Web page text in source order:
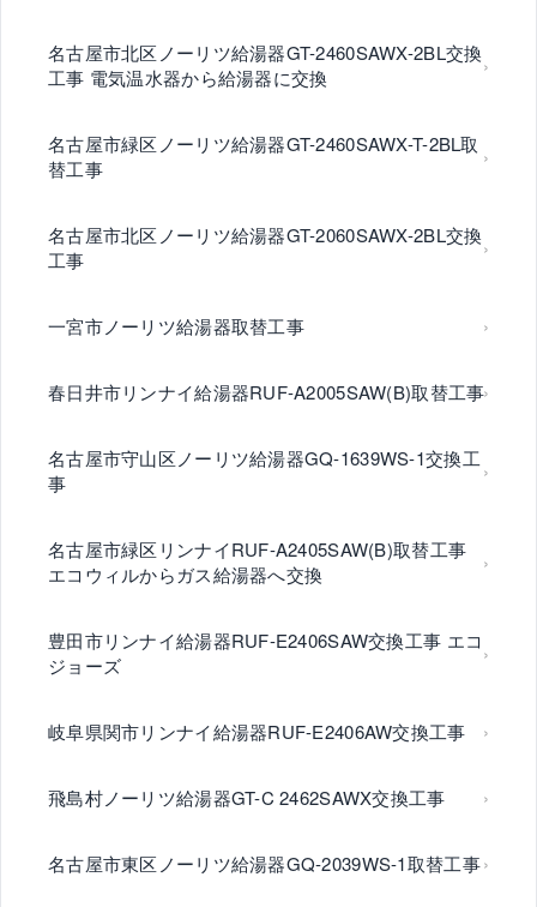
名古屋市北区ノーリツ給湯器GT-2460SAWX-2BL交換
工事 電気温水器から給湯器に交換
名古屋市緑区ノーリツ給湯器GT-2460SAWX-T-2BL取
替工事
名古屋市北区ノーリツ給湯器GT-2060SAWX-2BL交換
工事
一宮市ノーリツ給湯器取替工事
春日井市リンナイ給湯器RUF-A2005SAW(B)取替工事
名古屋市守山区ノーリツ給湯器GQ-1639WS-1交換工
事
名古屋市緑区リンナイRUF-A2405SAW(B)取替工事
エコウィルからガス給湯器へ交換
豊田市リンナイ給湯器RUF-E2406SAW交換工事 エコ
ジョーズ
岐阜県関市リンナイ給湯器RUF-E2406AW交換工事
飛島村ノーリツ給湯器GT-C 2462SAWX交換工事
名古屋市東区ノーリツ給湯器GQ-2039WS-1取替工事